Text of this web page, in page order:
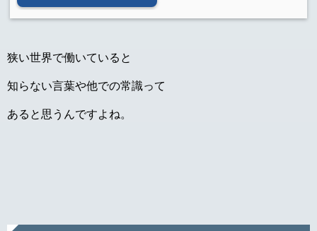
狭い世界で働いていると
知らない言葉や他での常識って
あると思うんですよね。